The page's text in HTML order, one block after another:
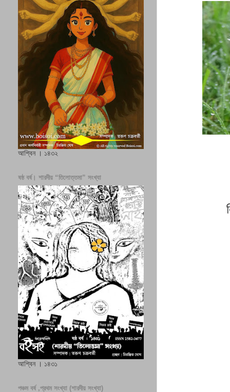
আশ্বিন । ১৪৩২
ষষ্ঠ বর্ষ। শারদীয় “তিলোত্তমা” সংখ্যা
আশ্বিন । ১৪৩১
পঞ্চম বর্ষ ,প্রথম সংখ্যা (শারদীয় সংখ্যা)